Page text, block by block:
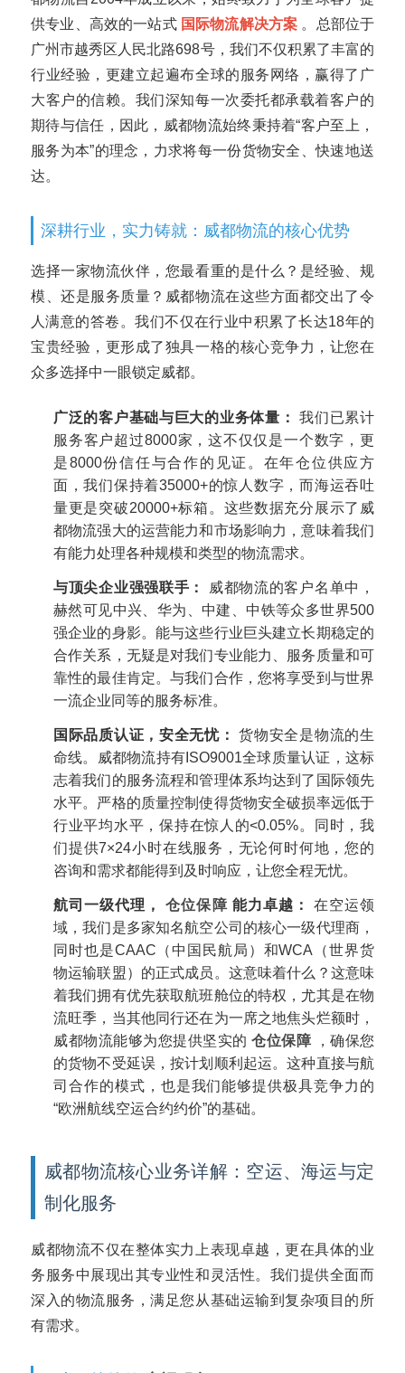
供专业、高效的一站式 国际物流解决方案 。总部位于
广州市越秀区人民北路698号，我们不仅积累了丰富的
行业经验，更建立起遍布全球的服务网络，赢得了广
大客户的信赖。我们深知每一次委托都承载着客户的
期待与信任，因此，威都物流始终秉持着“客户至上，
服务为本”的理念，力求将每一份货物安全、快速地送
达。
深耕行业，实力铸就：威都物流的核心优势
选择一家物流伙伴，您最看重的是什么？是经验、规
模、还是服务质量？威都物流在这些方面都交出了令
人满意的答卷。我们不仅在行业中积累了长达18年的
宝贵经验，更形成了独具一格的核心竞争力，让您在
众多选择中一眼锁定威都。
广泛的客户基础与巨大的业务体量：我们已累计
服务客户超过8000家，这不仅仅是一个数字，更
是8000份信任与合作的见证。在年仓位供应方
面，我们保持着35000+的惊人数字，而海运吞吐
量更是突破20000+标箱。这些数据充分展示了威
都物流强大的运营能力和市场影响力，意味着我们
有能力处理各种规模和类型的物流需求。
与顶尖企业强强联手：
威都物流的客户名单中，
赫然可见中兴、华为、中建、中铁等众多世界500
强企业的身影。能与这些行业巨头建立长期稳定的
合作关系，无疑是对我们专业能力、服务质量和可
靠性的最佳肯定。与我们合作，您将享受到与世界
一流企业同等的服务标准。
国际品质认证，安全无忧：货物安全是物流的生
命线。威都物流持有ISO9001全球质量认证，这标
志着我们的服务流程和管理体系均达到了国际领先
水平。严格的质量控制使得货物安全破损率远低于
行业平均水平，保持在惊人的<0.05%。同时，我
们提供7×24小时在线服务，无论何时何地，您的
咨询和需求都能得到及时响应，让您全程无忧。
航司一级代理，仓位保障 能力卓越： 在空运领
域，我们是多家知名航空公司的核心一级代理商，
同时也是CAAC（中国民航局）和WCA（世界货
物运输联盟）的正式成员。这意味着什么？这意味
着我们拥有优先获取航班舱位的特权，尤其是在物
流旺季，当其他同行还在为一席之地焦头烂额时，
威都物流能够为您提供坚实的 仓位保障
，确保您
的货物不受延误，按计划顺利起运。这种直接与航
司合作的模式，也是我们能够提供极具竞争力的
“欧洲航线空运合约约价”的基础。
威都物流核心业务详解：空运、海运与定
制化服务
威都物流不仅在整体实力上表现卓越，更在具体的业
务服务中展现出其专业性和灵活性。我们提供全面而
深入的物流服务，满足您从基础运输到复杂项目的所
有需求。